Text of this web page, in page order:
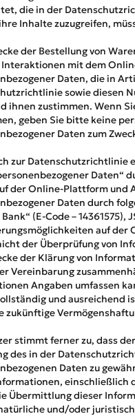
die in der
Inhalte zuzugreifen,
der Bestellung von
mit dem
Daten, die in
sowie diesen
ihnen zustimmen. Wenn
geben Sie bitte keine
Daten zum
zur Datenschutzrichtlinie
Daten“
der Online-Plattform und
Daten durch
(E-Code –
auf
der Überprüfung von
der Klärung von
Vereinbarung
Angaben umfassen
und ausreichend
zukünftige
stimmt ferner zu, dass
des in der
Daten zu
einschließlich
Übermittlung dieser
und/oder